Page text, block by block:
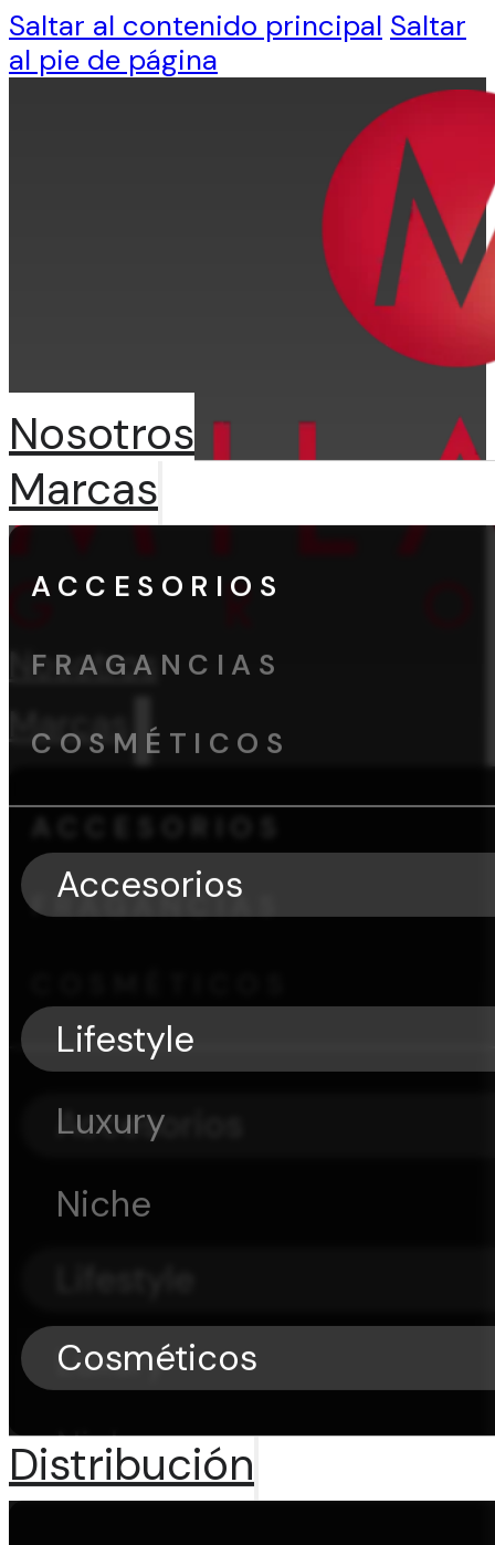
Saltar al contenido principal Saltar
al pie de página
Nosotros
Marcas
ACCESORIOS
FRAGANCIAS
Accesorios
Luxury
Niche
Nosotros
Marcas
ACCESORIOS
FRAGANCIAS
COSMÉTICOS
Accesorios
Lifestyle
Luxury
Niche
Cosméticos
Distribución